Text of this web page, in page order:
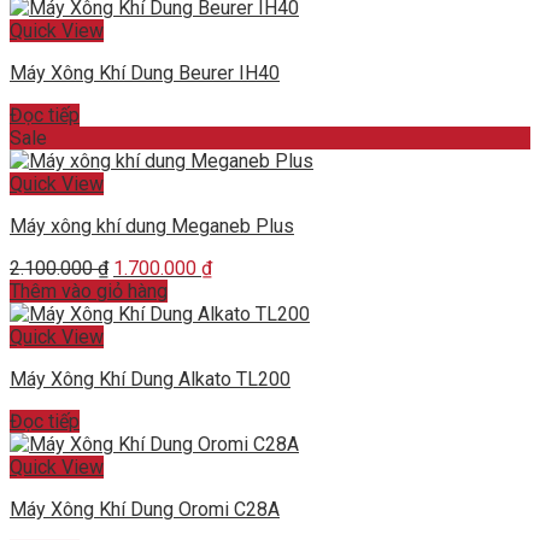
Quick View
Máy Xông Khí Dung Beurer IH40
Đọc tiếp
Sale
Quick View
Máy xông khí dung Meganeb Plus
2.100.000₫ Original
price
was:
1.700.000 ₫Current
is:
Thêm vào giỏ hàng
Quick View
Máy Xông Khí Dung Alkato TL200
Đọc tiếp
Quick View
Máy Xông Khí Dung Oromi C28A